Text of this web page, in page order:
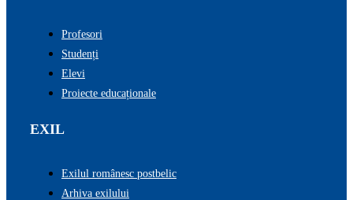
Profesori
Studenți
Elevi
Proiecte educaționale
EXIL
Exilul românesc postbelic
Arhiva exilului